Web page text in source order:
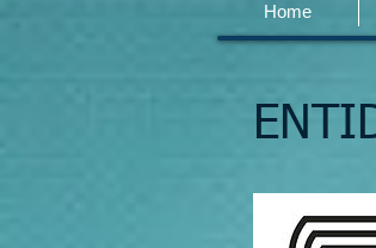
Home